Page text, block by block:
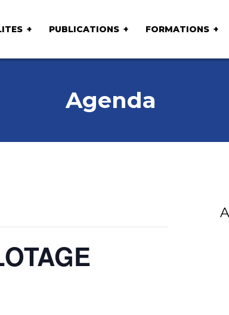
PUBLICATIONS FORMATIONS
Agenda